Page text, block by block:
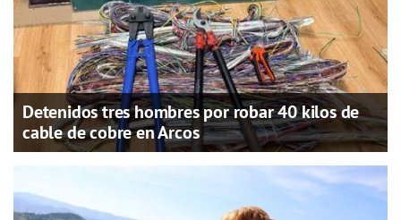
Detenidos tres hombres por robar 40 kilos de
cable de cobre en Arcos